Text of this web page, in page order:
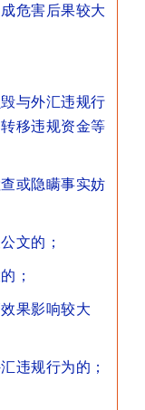
危害后果较大
与外汇违规行
移违规资金等
或隐瞒事实妨
文的；
；
果影响较大
违规行为的；